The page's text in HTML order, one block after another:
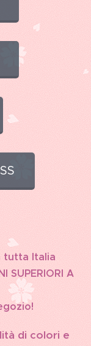
tutta Italia
SUPERIORI A
di colori e